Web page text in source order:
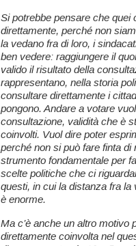
Si potrebbe pensare che quei
direttamente, perché non
la vedano fra di loro, i
ben vedere: raggiungere il
valido il risultato della
rappresentano, nella storia
consultare direttamente i
pongono. Andare a votare
consultazione, validità che è
coinvolti. Vuol dire poter
perché non si può fare finta di
strumento fondamentale per
scelte politiche che ci
questi, in cui la distanza fra la
è enorme.
Ma c’è anche un altro motivo
direttamente coinvolta nel